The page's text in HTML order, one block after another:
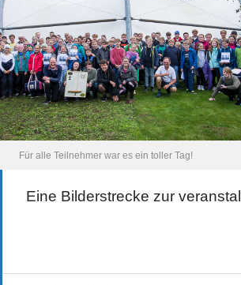
Für alle Teilnehmer war es ein toller Tag!
Eine Bilderstrecke zur